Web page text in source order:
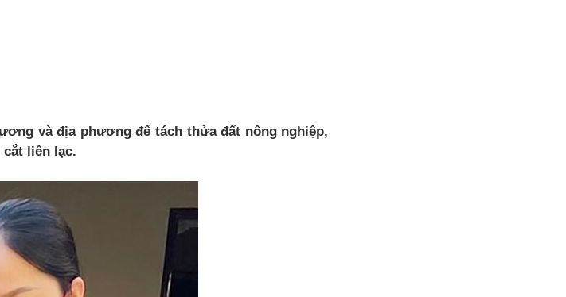
và địa phương để tách thửa đất nông nghiệp,
liên lạc.